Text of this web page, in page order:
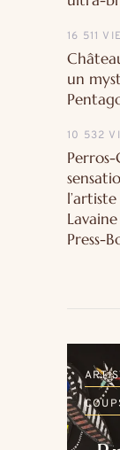
16 511
un
10 532
Perros-
Press-